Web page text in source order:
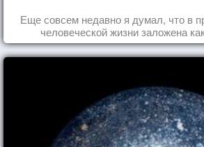
Еще совсем недавно я думал, что в
человеческой жизни заложена